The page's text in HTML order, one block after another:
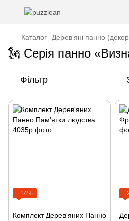
Каталог Дерев'яні панно
🗽 Серія панно
Фільтр
−14%
Комплект Дерев'яних Панно